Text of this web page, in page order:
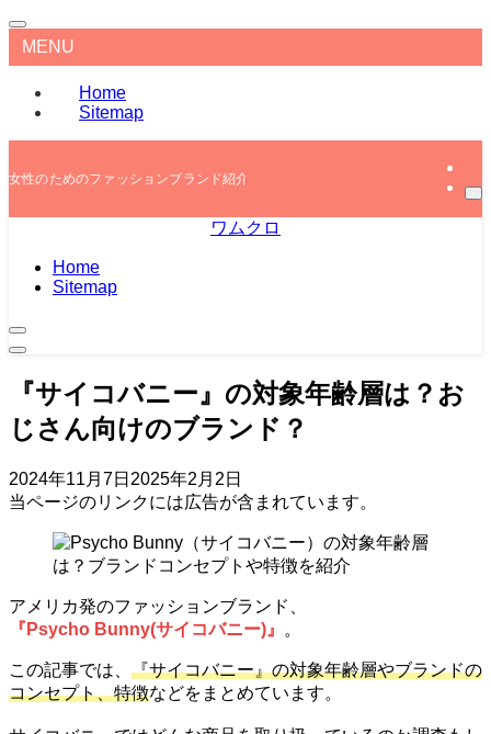
MENU
Home
Sitemap
女性のためのファッションブランド紹介
ワムクロ
Home
Sitemap
『サイコバニー』の対象年齢層は？お
じさん向けのブランド？
2024年11月7日 2025年2月2日
当ページのリンクには広告が含まれています。
アメリカ発のファッションブランド、
『Psycho Bunny(サイコバニー)』
。
この記事では、 『サイコバニー』の対象年齢層やブランドの
コンセプト、特徴などをまとめています。